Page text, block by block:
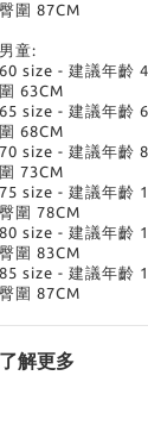
臀圍 87CM
男童:
60 size - 建議年齡
圍 63CM
65 size - 建議年齡
圍 68CM
70 size - 建議年齡
圍 73CM
75 size - 建議年齡
臀圍 78CM
80 size - 建議年齡
臀圍 83CM
85 size - 建議年齡
臀圍 87CM
了解更多